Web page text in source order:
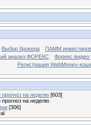
Выбор брокера ПАММ
анализ ФОРЕКС
Форекс видео
Регистрация WebMoney-
на неделю [603]
на неделю
[306]